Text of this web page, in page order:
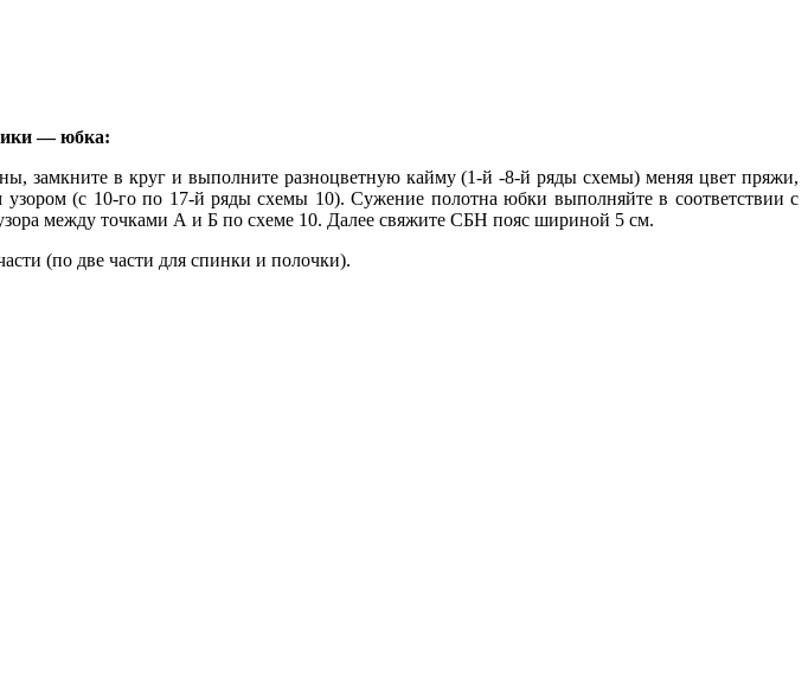
— юбка:
замкните в круг и выполните разноцветную кайму (1-й -8-й ряды схемы) меняя цвет пряжи,
(с 10-го по 17-й ряды схемы 10). Сужение полотна юбки выполняйте в соответствии с
между точками А и Б по схеме 10. Далее свяжите СБН пояс шириной 5 см.
(по две части для спинки и полочки).